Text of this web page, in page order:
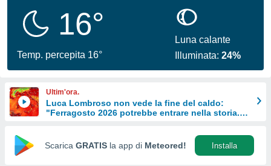
per
le
di
Web
16°
Temp. percepita 16°
Luna calante
Illuminata:24%
Ultim'ora.
Luca Lombroso non vede la fine del caldo:
"Ferragosto 2026 potrebbe entrare nella storia.
Scarica GRATIS la app di Meteored! Installa